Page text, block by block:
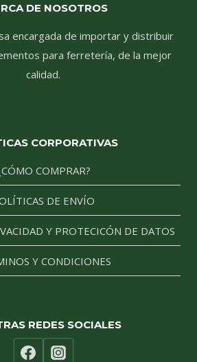
DE NOSOTROS
encargada de importar y distribuir
para ferretería, de la mejor
calidad.
CORPORATIVAS
COMPRAR?
DE ENVÍO
Y PROTECICÓN DE DATOS
Y CONDICIONES
REDES SOCIALES